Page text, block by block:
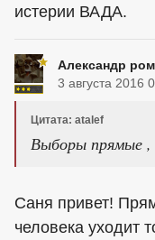
истерии ВАДА.
Александр
3 августа 2016
Цитата: atalef
Выборы прямые ,
Саня привет!
человека уходит